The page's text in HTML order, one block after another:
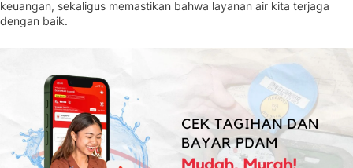
keuangan, sekaligus memastikan bahwa layanan air kita terjaga
dengan baik.